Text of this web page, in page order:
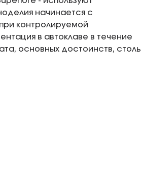
начинается с
контролируемой
в автоклаве в течение
основных достоинств, столь